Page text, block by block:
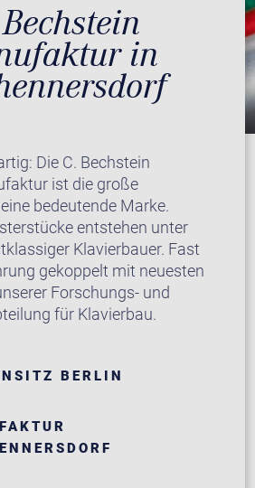
in
Die C. Bechstein
ist die große
bedeutende Marke.
entstehen unter
Klavierbauer. Fast
gekoppelt mit neuesten
Forschungs- und
für Klavierbau.
BERLIN